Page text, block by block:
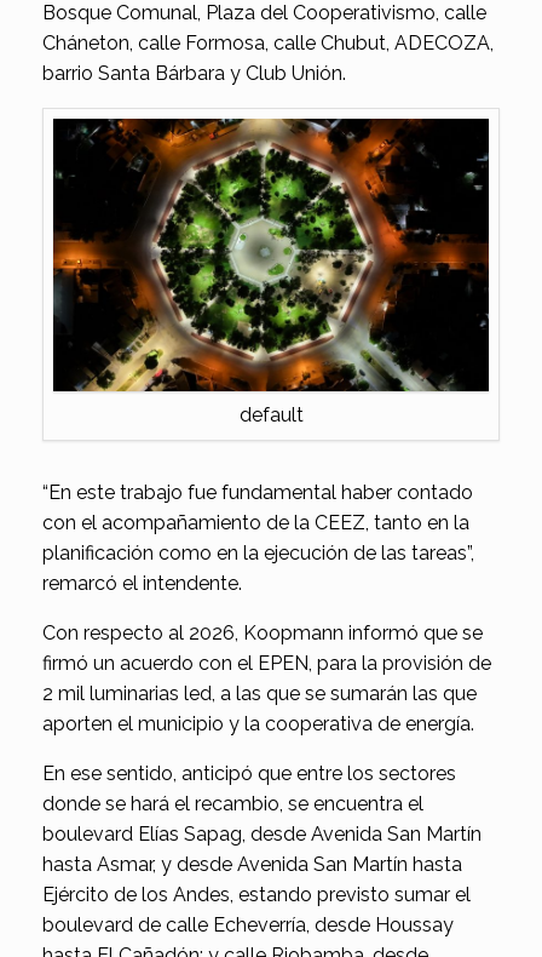
Bosque Comunal, Plaza del Cooperativismo, calle
Cháneton, calle Formosa, calle Chubut, ADECOZA,
barrio Santa Bárbara y Club Unión.
default
“En este trabajo fue fundamental haber contado
con el acompañamiento de la CEEZ, tanto en la
planificación como en la ejecución de las tareas”,
remarcó el intendente.
Con respecto al 2026, Koopmann informó que se
firmó un acuerdo con el EPEN, para la provisión de
2 mil luminarias led, a las que se sumarán las que
aporten el municipio y la cooperativa de energía.
En ese sentido, anticipó que entre los sectores
donde se hará el recambio, se encuentra el
boulevard Elías Sapag, desde Avenida San Martín
hasta Asmar, y desde Avenida San Martín hasta
Ejército de los Andes, estando previsto sumar el
boulevard de calle Echeverría, desde Houssay